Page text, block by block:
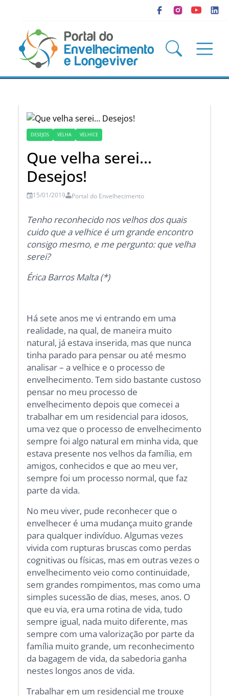
DESEJOS VELHA VELHICE
Que velha serei…
Desejos!
15/01/2019 Portal do Envelhecimento
Tenho reconhecido nos velhos dos quais
cuido que a velhice é um grande encontro
consigo mesmo, e me pergunto: que velha
serei?
Érica Barros Malta (*)
Há sete anos me vi entrando em uma
realidade, na qual, de maneira muito
natural, já estava inserida, mas que nunca
tinha parado para pensar ou até mesmo
analisar – a velhice e o processo de
envelhecimento. Tem sido bastante custoso
pensar no meu processo de
envelhecimento depois que comecei a
trabalhar em um residencial para idosos,
uma vez que o processo de envelhecimento
sempre foi algo natural em minha vida, que
estava presente nos velhos da família, em
amigos, conhecidos e que ao meu ver,
sempre foi um processo normal, que faz
parte da vida.
No meu viver, pude reconhecer que o
envelhecer é uma mudança muito grande
para qualquer indivíduo. Algumas vezes
vivida com rupturas bruscas como perdas
cognitivas ou físicas, mas em outras vezes o
envelhecimento veio como continuidade,
sem grandes rompimentos, mas como uma
simples sucessão de dias, meses, anos. O
que eu via, era uma rotina de vida, tudo
sempre igual, nada muito diferente, mas
sempre com uma valorização por parte da
família muito grande, um reconhecimento
da bagagem de vida, da sabedoria ganha
nestes longos anos de vida.
Trabalhar em um residencial me trouxe